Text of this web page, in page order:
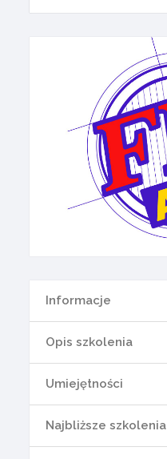
Informacje
Opis szkolenia
Umiejętności
Najbliższe szkolenia